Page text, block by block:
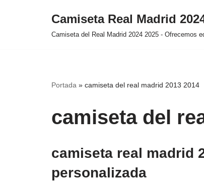
Camiseta Real Madrid
Camiseta del Real Madrid 2024 2025 - Ofrecemos
Portada » camiseta del real madrid 2013 2014
camiseta del
camiseta real madrid
personalizada